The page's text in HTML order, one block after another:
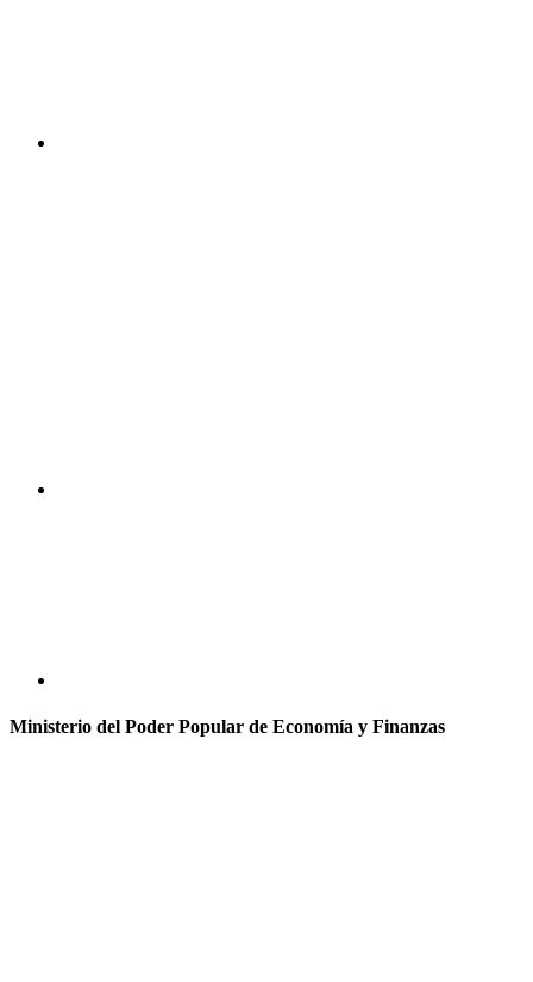
Ministerio del Poder Popular de Economía y Finanzas